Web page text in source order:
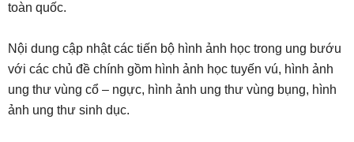
toàn quốc.
Nội dung cập nhật các tiến bộ hình ảnh học trong ung bướu
với các chủ đề chính gồm hình ảnh học tuyến vú, hình ảnh
ung thư vùng cổ – ngực, hình ảnh ung thư vùng bụng, hình
ảnh ung thư sinh dục.